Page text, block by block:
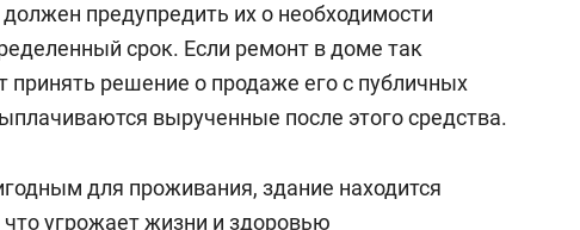
предупредить их о необходимости
срок. Если ремонт в доме так
принять решение о продаже его с публичных
вырученные после этого средства.
для проживания, здание находится
угрожает жизни и здоровью